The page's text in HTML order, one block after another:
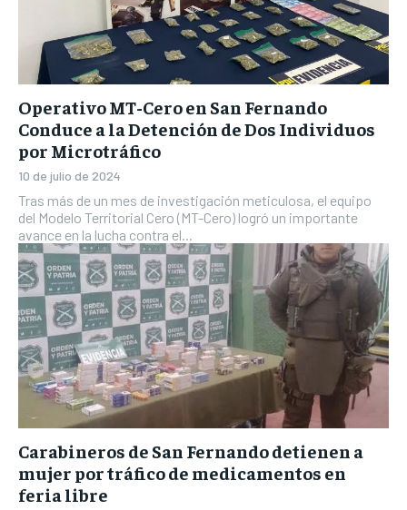
Operativo MT-Cero en San Fernando
Conduce a la Detención de Dos Individuos
por Microtráfico
10 de julio de 2024
Tras más de un mes de investigación meticulosa, el equipo
del Modelo Territorial Cero (MT-Cero) logró un importante
avance en la lucha contra el...
Carabineros de San Fernando detienen a
mujer por tráfico de medicamentos en
feria libre